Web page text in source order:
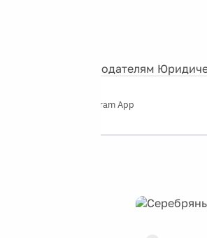
Рекламодателям
Telegram App